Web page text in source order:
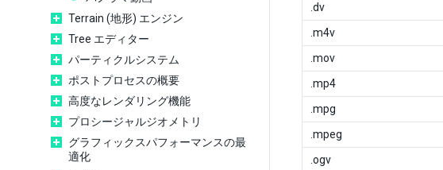
Terrain (地形) エンジン
Tree エディター
パーティクルシステム
ポストプロセスの概要
高度なレンダリング機能
プロシージャルジオメトリ
グラフィックスパフォーマンスの最
適化
.dv
.m4v
.mov
.mp4
.mpg
.mpeg
.ogv